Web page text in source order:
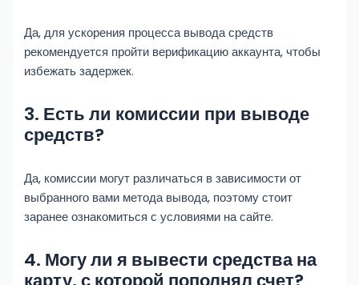
Да, для ускорения процесса вывода средств
рекомендуется пройти верификацию аккаунта, чтобы
избежать задержек.
3. Есть ли комиссии при выводе
средств?
Да, комиссии могут различаться в зависимости от
выбранного вами метода вывода, поэтому стоит
заранее ознакомиться с условиями на сайте.
4. Могу ли я вывести средства на